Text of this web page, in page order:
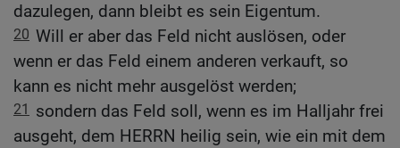
dazulegen, dann bleibt es sein Eigentum.
20 Will er aber das Feld nicht auslösen, oder
wenn er das Feld einem anderen verkauft, so
kann es nicht mehr ausgelöst werden;
21
sondern das Feld soll, wenn es im Halljahr frei
ausgeht, dem HERRN heilig sein, wie ein mit dem